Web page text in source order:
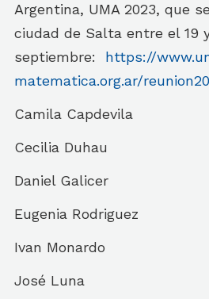
Argentina, UMA 2023, que
ciudad de Salta entre el 19
septiembre: https://
matematica.org.ar/
Camila Capdevila
Cecilia Duhau
Daniel Galicer
Eugenia Rodriguez
Ivan Monardo
José Luna